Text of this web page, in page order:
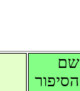
שם
הסיפור